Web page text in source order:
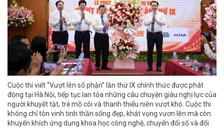
Cuộc thi viết “Vượt lên số phận” lần thứ IX chính thức được phát
động tại Hà Nội, tiếp tục lan tỏa những câu chuyện giàu nghị lực của
người khuyết tật, trẻ mồ côi và thanh thiếu niên vượt khó. Cuộc thi
không chỉ tôn vinh tinh thần sống đẹp, khát vọng vươn lên mà còn
khuyến khích ứng dụng khoa học công nghệ, chuyển đổi số và đổi